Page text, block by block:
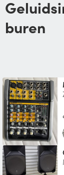
Geluidsinstallatie huren van je
buren